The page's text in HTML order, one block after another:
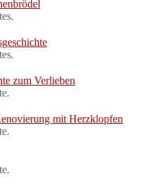
zum Verlieben
mit Herzklopfen